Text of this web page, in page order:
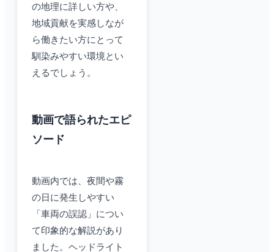
の地理に詳しい方や、
地域貢献を実感しなが
ら働きたい方にとって
馴染みやすい環境とい
えるでしょう。
動画で語られたエピ
ソード
動画内では、夜間や霧
の日に発生しやすい
「車両の誤認」につい
て印象的な解説があり
ました。ヘッドライト